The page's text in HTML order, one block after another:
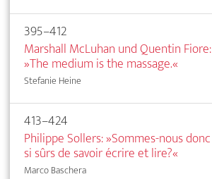
395–412
Marshall McLuhan und Quentin Fiore:
»The medium is the massage.«
Stefanie Heine
413–424
Philippe Sollers: »Sommes-nous donc
si sûrs de savoir écrire et lire?«
Marco Baschera